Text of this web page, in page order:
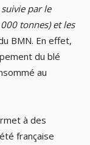
par le
tonnes) et les
BMN. En effet,
du blé
au
à des
française